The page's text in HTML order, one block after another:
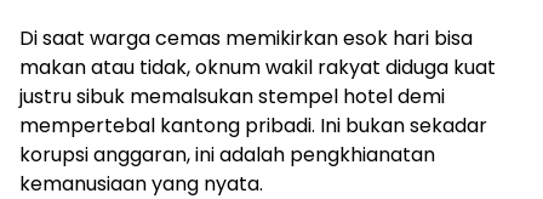
​Di saat warga cemas memikirkan esok hari bisa
makan atau tidak, oknum wakil rakyat diduga kuat
justru sibuk memalsukan stempel hotel demi
mempertebal kantong pribadi. Ini bukan sekadar
korupsi anggaran, ini adalah pengkhianatan
kemanusiaan yang nyata.